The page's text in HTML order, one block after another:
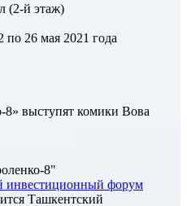
(2-й этаж)
по 26 мая 2021 года
8» выступят комики Вова
8"
инвестиционный форум
Ташкентский